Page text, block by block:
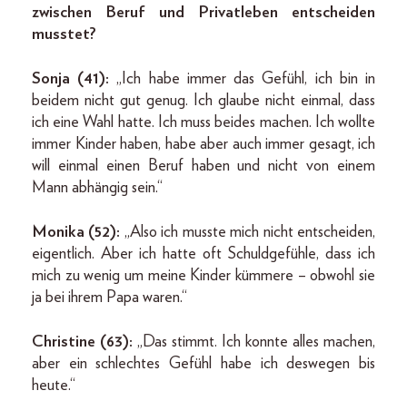
zwischen Beruf und Privatleben entscheiden
musstet?
Sonja (41):„Ich habe immer das Gefühl, ich bin in
beidem nicht gut genug. Ich glaube nicht einmal, dass
ich eine Wahl hatte. Ich muss beides machen. Ich wollte
immer Kinder haben, habe aber auch immer gesagt, ich
will einmal einen Beruf haben und nicht von einem
Mann abhängig sein.“
Monika (52): „Also ich musste mich nicht entscheiden,
eigentlich. Aber ich hatte oft Schuldgefühle, dass ich
mich zu wenig um meine Kinder kümmere – obwohl sie
ja bei ihrem Papa waren.“
Christine (63): „Das stimmt. Ich konnte alles machen,
aber ein schlechtes Gefühl habe ich deswegen bis
heute.“